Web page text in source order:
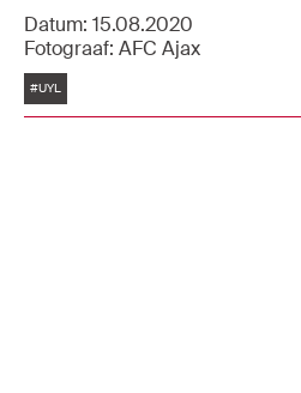
Datum: 15.08.2020
Fotograaf: AFC Ajax
Tags
#UYL